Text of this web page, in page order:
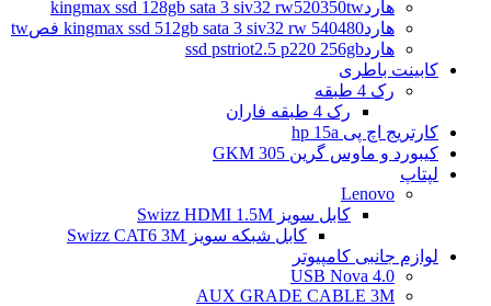
هاردkingmax ssd 128gb sata 3 siv32 rw520350tw
هاردkingmax ssd 512gb sata 3 siv32 rw 540480 فصtw
هاردssd pstriot2.5 p220 256gb
کابینت باطری
رک 4 طبقه
رک 4 طبقه فاران
کارتریج اچ پی hp 15a
کیبورد و ماوس گرین GKM 305
لپتاپ
Lenovo
کابل سویز Swizz HDMI 1.5M
کابل شبکه سویز Swizz CAT6 3M
لوازم جانبی کامپیوتر
4.0 USB Nova
AUX GRADE CABLE 3M